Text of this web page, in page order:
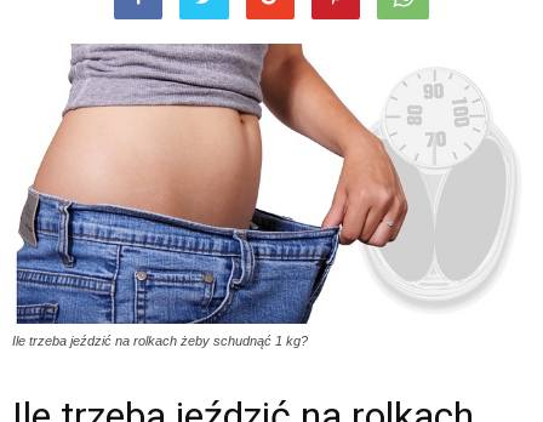
Ile trzeba jeździć na rolkach żeby schudnąć 1 kg?